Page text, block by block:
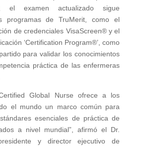
el examen actualizado sigue
programas de TruMerit, como el
de credenciales VisaScreen® y el
‘Certification Program®’, como
para validar los conocimientos
práctica de las enfermeras
Global Nurse ofrece a los
el mundo un marco común para
esenciales de práctica de
a nivel mundial”, afirmó el Dr.
y director ejecutivo de